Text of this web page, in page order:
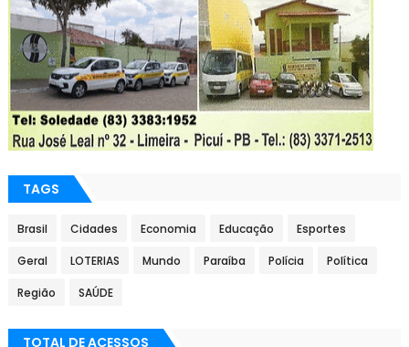
TAGS
Brasil Cidades Economia Educação Esportes
Geral LOTERIAS Mundo Paraíba Polícia Política
Região SAÚDE
TOTAL DE ACESSOS